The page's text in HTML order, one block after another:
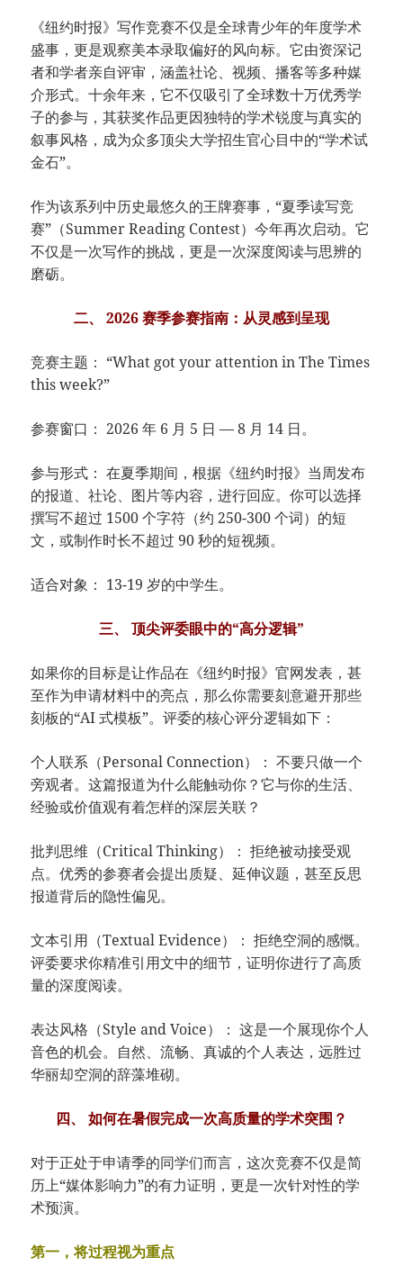
《纽约时报》写作竞赛不仅是全球青少年的年度学术
盛事，更是观察美本录取偏好的风向标。它由资深记
者和学者亲自评审，涵盖社论、视频、播客等多种媒
介形式。十余年来，它不仅吸引了全球数十万优秀学
子的参与，其获奖作品更因独特的学术锐度与真实的
叙事风格，成为众多顶尖大学招生官心目中的“学术试
金石”。
作为该系列中历史最悠久的王牌赛事，“夏季读写竞
赛”（Summer Reading Contest）今年再次启动。它
不仅是一次写作的挑战，更是一次深度阅读与思辨的
磨砺。
二、 2026 赛季参赛指南：从灵感到呈现
竞赛主题： “What got your attention in The Times
this week?”
参赛窗口： 2026 年 6 月 5 日 — 8 月 14 日。
参与形式： 在夏季期间，根据《纽约时报》当周发布
的报道、社论、图片等内容，进行回应。你可以选择
撰写不超过 1500 个字符（约 250-300 个词）的短
文，或制作时长不超过 90 秒的短视频。
适合对象： 13-19 岁的中学生。
三、 顶尖评委眼中的“高分逻辑”
如果你的目标是让作品在《纽约时报》官网发表，甚
至作为申请材料中的亮点，那么你需要刻意避开那些
刻板的“AI 式模板”。评委的核心评分逻辑如下：
个人联系（Personal Connection）： 不要只做一个
旁观者。这篇报道为什么能触动你？它与你的生活、
经验或价值观有着怎样的深层关联？
批判思维（Critical Thinking）： 拒绝被动接受观
点。优秀的参赛者会提出质疑、延伸议题，甚至反思
报道背后的隐性偏见。
文本引用（Textual Evidence）： 拒绝空洞的感慨。
评委要求你精准引用文中的细节，证明你进行了高质
量的深度阅读。
表达风格（Style and Voice）： 这是一个展现你个人
音色的机会。自然、流畅、真诚的个人表达，远胜过
华丽却空洞的辞藻堆砌。
四、 如何在暑假完成一次高质量的学术突围？
对于正处于申请季的同学们而言，这次竞赛不仅是简
历上“媒体影响力”的有力证明，更是一次针对性的学
术预演。
第一，将过程视为重点